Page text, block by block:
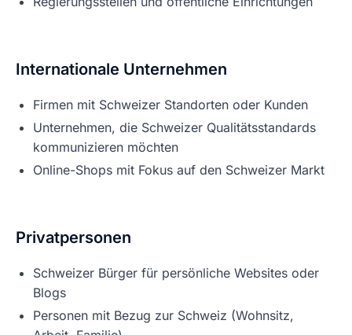
Internationale Unternehmen
Firmen mit Schweizer Standorten oder Kunden
Unternehmen, die Schweizer Qualitätsstandards
kommunizieren möchten
Online-Shops mit Fokus auf den Schweizer Markt
Privatpersonen
Schweizer Bürger für persönliche Websites oder
Blogs
Personen mit Bezug zur Schweiz (Wohnsitz,